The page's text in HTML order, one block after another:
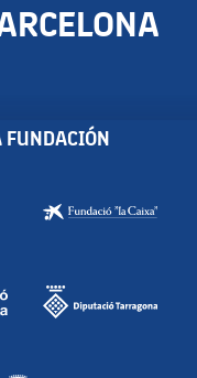
FUNDACIÓN